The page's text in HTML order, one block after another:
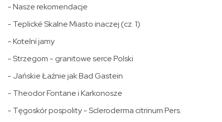
- Nasze rekomendacje
- Teplické Skalne Miasto inaczej (cz. 1)
- Kotelní jamy
- Strzegom - granitowe serce Polski
- Jańskie Łaźnie jak Bad Gastein
- Theodor Fontane i Karkonosze
- Tęgoskór pospolity - Scleroderma citrinum Pers.